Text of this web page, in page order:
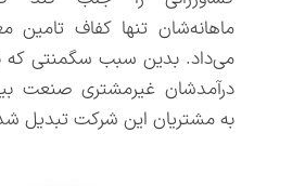
ماهانه‌شان تنها کفاف تامین
می‌داد. بدین سبب سگمنتی که
درآمدشان غیرمشتری صنعت
به مشتریان این شرکت تبدیل